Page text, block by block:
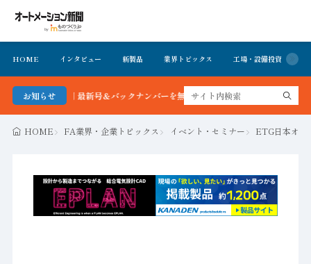
HOME インタビュー 新製品 業界トピックス 工場・設備投資
お知らせ
ン新聞 最新号＆バックナンバーを無料で公開中 詳細はこちら
HOME FA業界・企業トピックス イベント・セミナー ETG日本オフ